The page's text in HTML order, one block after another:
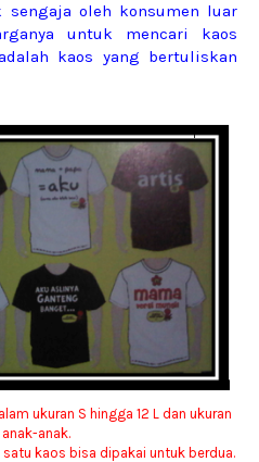
sengaja oleh konsumen luar
untuk mencari kaos
kaos yang bertuliskan
ukuran S hingga 12 L dan ukuran
anak.
kaos bisa dipakai untuk berdua.